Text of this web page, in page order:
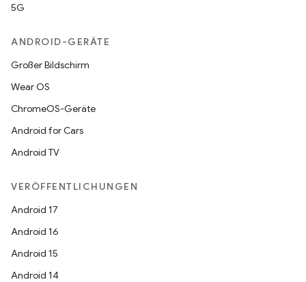
5G
ANDROID-GERÄTE
Großer Bildschirm
Wear OS
ChromeOS-Geräte
Android for Cars
Android TV
VERÖFFENTLICHUNGEN
Android 17
Android 16
Android 15
Android 14